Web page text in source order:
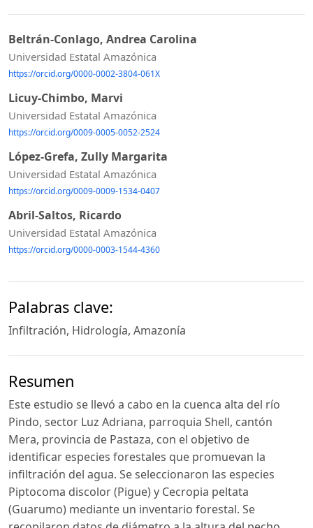
Beltrán-Conlago, Andrea Carolina
Universidad Estatal Amazónica
https://orcid.org/0000-0002-3804-061X
Licuy-Chimbo, Marvi
Universidad Estatal Amazónica
https://orcid.org/0009-0005-0052-2524
López-Grefa, Zully Margarita
Universidad Estatal Amazónica
https://orcid.org/0009-0009-1534-0407
Abril-Saltos, Ricardo
Universidad Estatal Amazónica
https://orcid.org/0000-0003-1544-4360
Palabras clave:
Infiltración, Hidrología, Amazonía
Resumen
Este estudio se llevó a cabo en la cuenca alta del río
Pindo, sector Luz Adriana, parroquia Shell, cantón
Mera, provincia de Pastaza, con el objetivo de
identificar especies forestales que promuevan la
infiltración del agua. Se seleccionaron las especies
Piptocoma discolor (Pigue) y Cecropia peltata
(Guarumo) mediante un inventario forestal. Se